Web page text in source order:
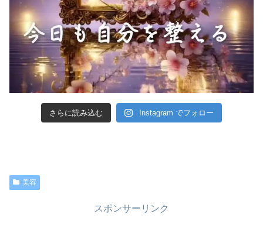
さらに読み込む Instagram でフォロー
美容
スポンサーリンク